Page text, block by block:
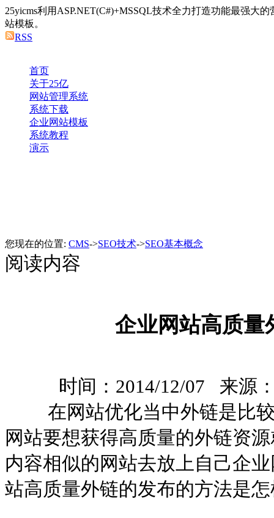
25yicms利用ASP.NET(C#)+MSSQL技术全力打造功能最强大
站模板。
RSS
首页
关于25亿
网站管理系统
系统下载
企业网站模板
系统教程
演示
您现在的位置: CMS->SEO技术->SEO基本概念
阅读内容
企业网站高质量
时间：2014/12/07 来源
在网站优化当中外链是比较
网站要想获得高质量的外链资
内容相似的网站去放上自己企
站高质量外链的发布的方法是